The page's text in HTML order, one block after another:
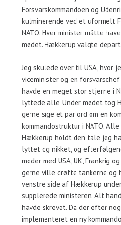
Forsvarskommandoen og
kulminerende ved et uformelt
NATO. Hver minister måtte
mødet. Hækkerup valgte
Jeg skulede over til USA, hvor
viceminister og en
havde en meget stor stjerne i
lyttede alle. Under mødet tog
gerne sige et par ord om en
kommandostruktur i NATO.
Hækkerup holdt den tale jeg
lyttet og nikket, og
møder med USA, UK, Frankrig
gerne ville drøfte tankerne og
venstre side af Hækkerup
supplerede ministeren. Alt
havde skrevet. Da der efter
implementeret en ny